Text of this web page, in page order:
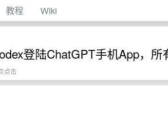
教程 Wiki
登陆ChatGPT手机App，所
点击